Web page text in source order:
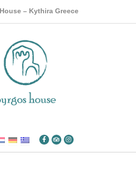
– Kythira Greece